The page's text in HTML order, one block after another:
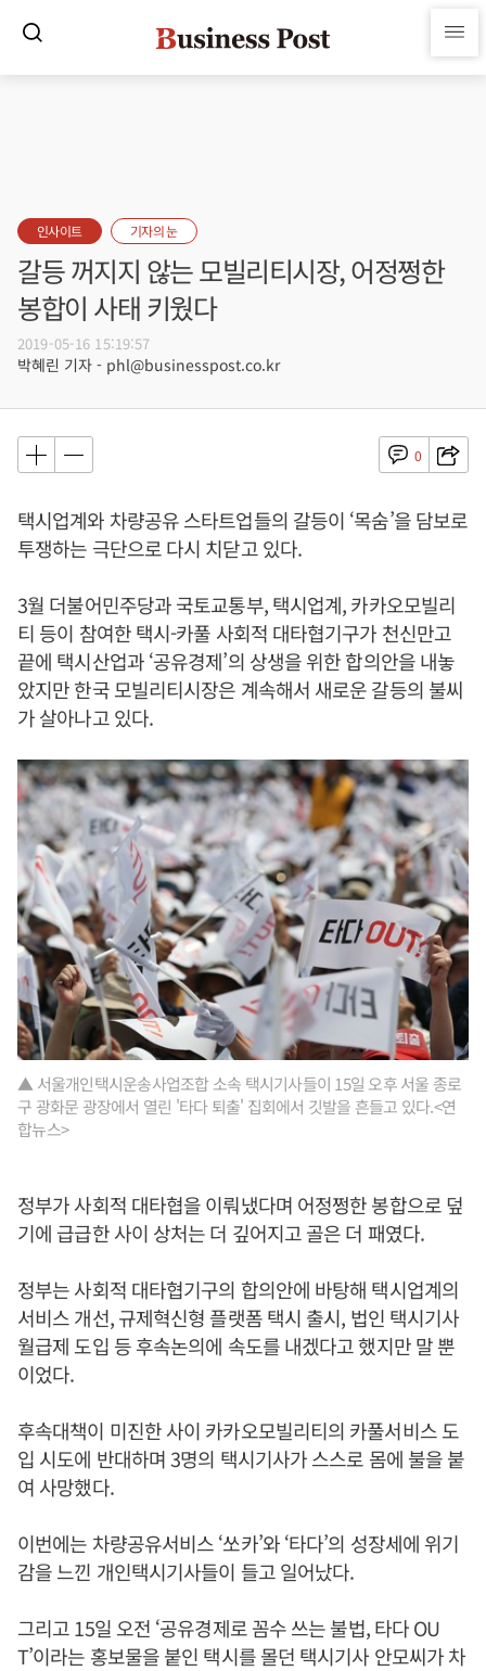
인사이트 기자의 눈
갈등 꺼지지 않는 모빌리티시장, 어정쩡한
봉합이 사태 키웠다
2019-05-16 15:19:57
박혜린 기자 - phl@businesspost.co.kr
0
택시업계와 차량공유 스타트업들의 갈등이 ‘목숨’을 담보로
투쟁하는 극단으로 다시 치닫고 있다.
3월 더불어민주당과 국토교통부, 택시업계, 카카오모빌리
티 등이 참여한 택시-카풀 사회적 대타협기구가 천신만고
끝에 택시산업과 ‘공유경제’의 상생을 위한 합의안을 내놓
았지만 한국 모빌리티시장은 계속해서 새로운 갈등의 불씨
가 살아나고 있다.
▲ ​서울개인택시운송사업조합 소속 택시기사들이 15일 오후 서울 종로
구 광화문 광장에서 열린 '타다 퇴출' 집회에서 깃발을 흔들고 있다.<연
합뉴스>
정부가 사회적 대타협을 이뤄냈다며 어정쩡한 봉합으로 덮
기에 급급한 사이 상처는 더 깊어지고 골은 더 패였다.
정부는 사회적 대타협기구의 합의안에 바탕해 택시업계의
서비스 개선, 규제혁신형 플랫폼 택시 출시, 법인 택시기사
월급제 도입 등 후속논의에 속도를 내겠다고 했지만 말 뿐
이었다.
후속대책이 미진한 사이 카카오모빌리티의 카풀서비스 도
입 시도에 반대하며 3명의 택시기사가 스스로 몸에 불을 붙
여 사망했다.
이번에는 차량공유서비스 ‘쏘카’와 ‘타다’의 성장세에 위기
감을 느낀 개인택시기사들이 들고 일어났다.
그리고 15일 오전 ‘공유경제로 꼼수 쓰는 불법, 타다 OU
T’이라는 홍보물을 붙인 택시를 몰던 택시기사 안모씨가 차